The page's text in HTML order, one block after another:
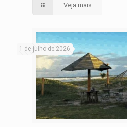
Veja mais
1 de julho de 2026